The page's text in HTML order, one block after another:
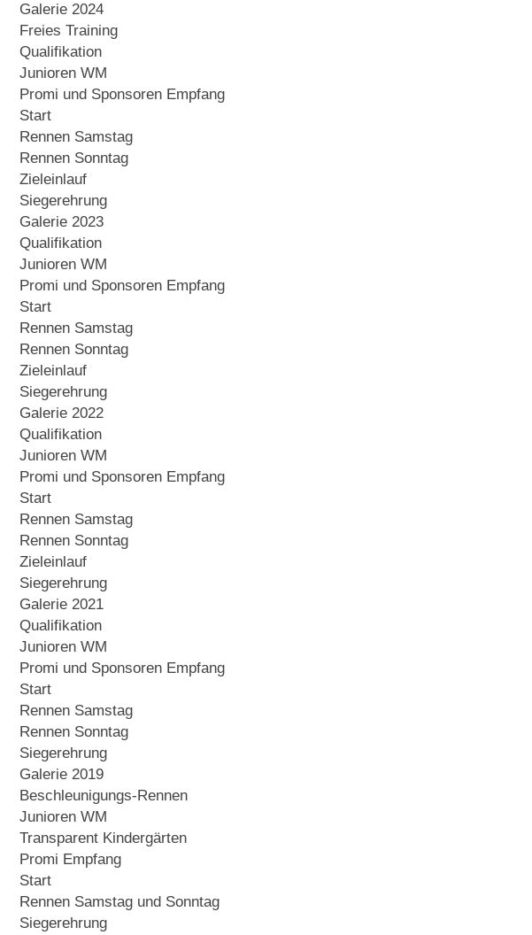
Galerie 2024
Freies Training
Qualifikation
Junioren WM
Promi und Sponsoren Empfang
Start
Rennen Samstag
Rennen Sonntag
Zieleinlauf
Siegerehrung
Galerie 2023
Qualifikation
Junioren WM
Promi und Sponsoren Empfang
Start
Rennen Samstag
Rennen Sonntag
Zieleinlauf
Siegerehrung
Galerie 2022
Qualifikation
Junioren WM
Promi und Sponsoren Empfang
Start
Rennen Samstag
Rennen Sonntag
Zieleinlauf
Siegerehrung
Galerie 2021
Qualifikation
Junioren WM
Promi und Sponsoren Empfang
Start
Rennen Samstag
Rennen Sonntag
Siegerehrung
Galerie 2019
Beschleunigungs-Rennen
Junioren WM
Transparent Kindergärten
Promi Empfang
Start
Rennen Samstag und Sonntag
Siegerehrung